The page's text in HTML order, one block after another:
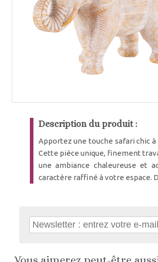
Description du produit :
Apportez une touche safari chic
Cette pièce unique, finement
une ambiance chaleureuse et
caractère raffiné à votre espace.